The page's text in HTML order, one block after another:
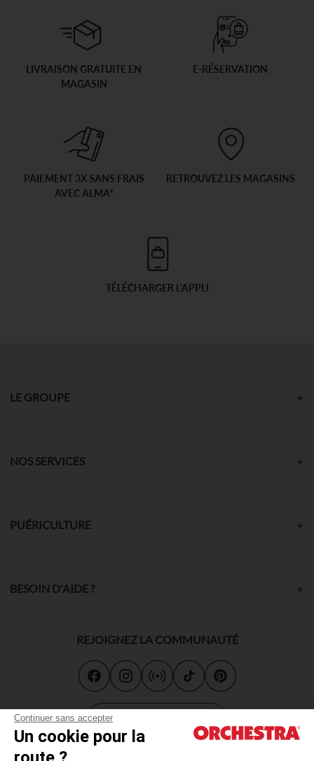
Continuer sans accepter
Un cookie pour la
LIVRAISON GRATUITE EN
MAGASIN
E-RÉSERVATION
PAIEMENT 3X SANS FRAIS
AVEC ALMA*
RETROUVEZ LES MAGASINS
TÉLÉCHARGER L'APPLI
LE GROUPE
NOS SERVICES
PUÉRICULTURE
BESOIN D'AIDE ?
REJOIGNEZ LA COMMUNAUTÉ
Carte cadeau